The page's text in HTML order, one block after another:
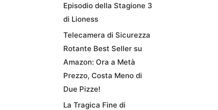
Episodio della Stagione 3
di Lioness
Telecamera di Sicurezza
Rotante Best Seller su
Amazon: Ora a Metà
Prezzo, Costa Meno di
Due Pizze!
La Tragica Fine di